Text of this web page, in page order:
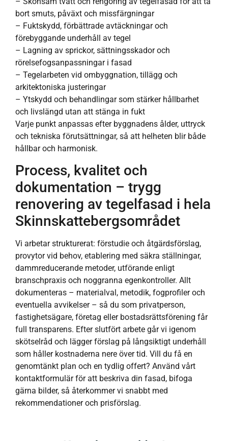
bort smuts, påväxt och missfärgningar
– Fuktskydd, förbättrade avtäckningar och
förebyggande underhåll av tegel
– Lagning av sprickor, sättningsskador och
rörelsefogsanpassningar i fasad
– Tegelarbeten vid ombyggnation, tillägg och
arkitektoniska justeringar
– Ytskydd och behandlingar som stärker hållbarhet
och livslängd utan att stänga in fukt
Varje punkt anpassas efter byggnadens ålder, uttryck
och tekniska förutsättningar, så att helheten blir både
hållbar och harmonisk.
Process, kvalitet och
dokumentation – trygg
renovering av tegelfasad i hela
Skinnskattebergsområdet
Vi arbetar strukturerat: förstudie och åtgärdsförslag,
provytor vid behov, etablering med säkra ställningar,
dammreducerande metoder, utförande enligt
branschpraxis och noggranna egenkontroller. Allt
dokumenteras – materialval, metodik, fogprofiler och
eventuella avvikelser – så du som privatperson,
fastighetsägare, företag eller bostadsrättsförening får
full transparens. Efter slutfört arbete går vi igenom
skötselråd och lägger förslag på långsiktigt underhåll
som håller kostnaderna nere över tid. Vill du få en
genomtänkt plan och en tydlig offert? Använd vårt
kontaktformulär för att beskriva din fasad, bifoga
gärna bilder, så återkommer vi snabbt med
rekommendationer och prisförslag.